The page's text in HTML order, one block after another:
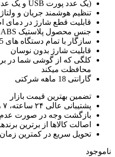
(یک عدد پورت USB و یک عدد تایپ سی)
تنظیم هوشمند جریان و
قابلیت قطع شارژ در دمای
جنس محصول پلاستیک ABS مقاوم
سازگار با تمام دستگاه های 25 وات و کمتر
قابلیت شارژ بدون نوسان
کلگی که از گوشی شما در
محافظت میکند
گارانتی 18 ماهه شرکتی
تضمین بهترین قیمت بازار
پشتیبانی عالی ۲۴ ساعته، ۷ روز هفته
بازگشت وجه در صورت
اصالت کالاها از برترین
تحویل سریع در کمترین
ناموجود